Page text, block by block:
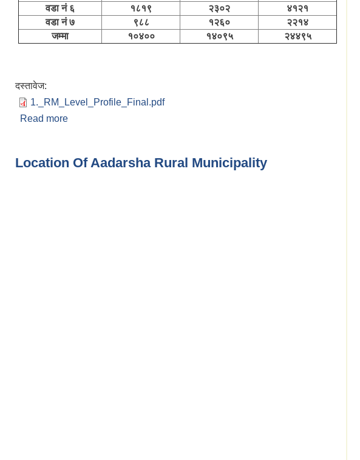
वडा नं ६
१८१९ २३०२
४१२१
वडा नं ७
९८८ १२६०
२२१४
जम्मा
१०४०० १४०९५ २४४९५
दस्तावेज:
1._RM_Level_Profile_Final.pdf
Read more
Location Of Aadarsha Rural Municipality